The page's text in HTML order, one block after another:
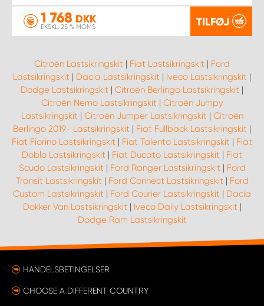
1 768 DKK
EKSKL. 25 % MOMS TILFØJ
Citroën Lastsikringskit | Fiat Lastsikringskit | Ford
Lastsikringskit | Dacia Lastsikringskit | Iveco Lastsikringskit |
Dodge Lastsikringskit | Citroën Berlingo Lastsikringskit |
Citroën Nemo Lastsikringskit | Citroën Jumpy
Lastsikringskit | Citroën Jumper Lastsikringskit | Citroën
Berlingo 2019- Lastsikringskit | Fiat Fullback Lastsikringskit |
Fiat Fiorino Lastsikringskit | Fiat Talento Lastsikringskit | Fiat
Doblo Lastsikringskit | Fiat Ducato Lastsikringskit | Fiat
Scudo Lastsikringskit | Ford Ranger Lastsikringskit | Ford
Transit Lastsikringskit | Ford Connect Lastsikringskit | Ford
Custom Lastsikringskit | Ford Courier Lastsikringskit | Dacia
Dokker Van Lastsikringskit | Iveco Daily Lastsikringskit |
Dodge Ram Lastsikringskit
HANDELSBETINGELSER
CHOOSE A DIFFERENT COUNTRY